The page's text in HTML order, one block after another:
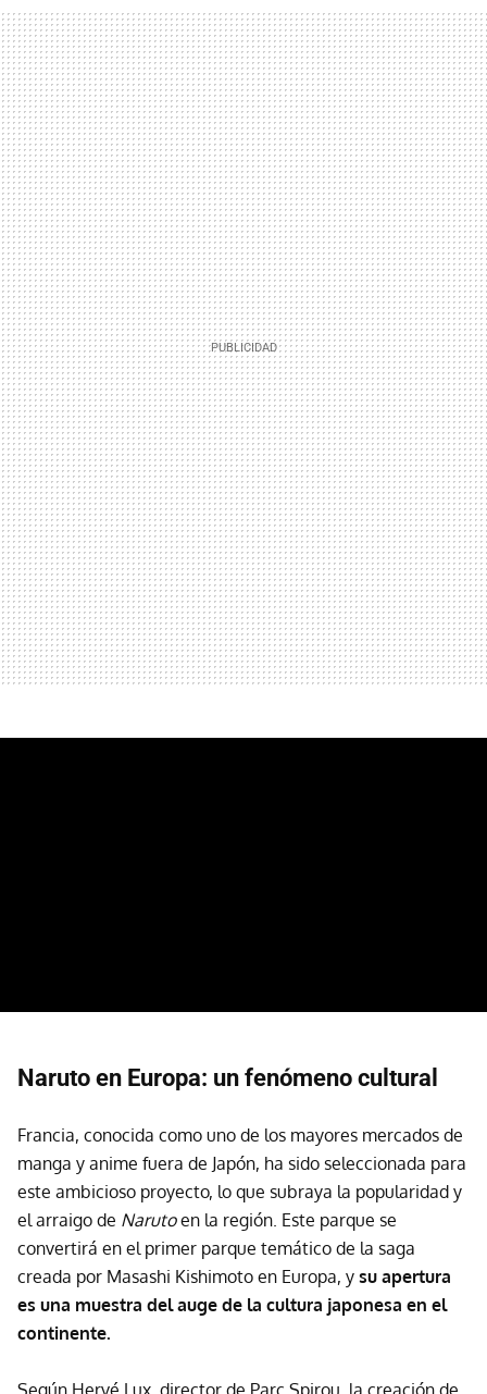
Naruto en Europa: un fenómeno cultural
Francia, conocida como uno de los mayores mercados de
manga y anime fuera de Japón, ha sido seleccionada para
este ambicioso proyecto, lo que subraya la popularidad y
el arraigo de Narutoen la región. Este parque se
convertirá en el primer parque temático de la saga
creada por Masashi Kishimoto en Europa, y su apertura
es una muestra del auge de la cultura japonesa en el
continente.